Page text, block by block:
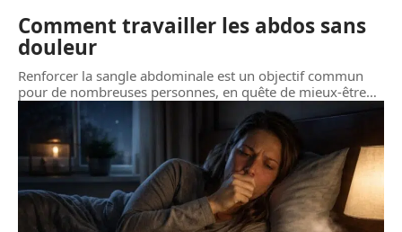
Comment travailler les abdos sans
douleur
Renforcer la sangle abdominale est un objectif commun
pour de nombreuses personnes, en quête de mieux-être…